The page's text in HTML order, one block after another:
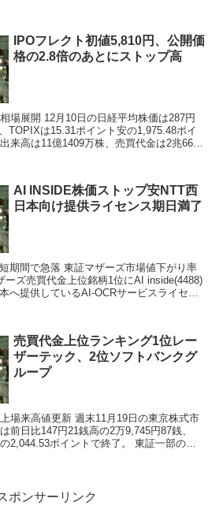
IPOフレクト初値5,810円、公開価
格の2.8倍のあとにストップ高
均株価は287円
TOPIXは15.31ポイント安の1,975.48ポイ
来高は11億1409万株、売買代金は2兆6680
AI INSIDE株価ストップ安NTT西
日本向け提供ライセンス期日満了
ザーズ市場値下がり率
ーズ売買代金上位銘柄1位にAI inside(4488)
へ提供しているAI-OCRサービスライセン
売買代金上位ランキング1位レー
ザーテック、2位ソフトバンクグ
ループ
末11月19日の東京株式市
前日比147円21銭高の2万9,745円87銭、
ポイントで終了。 東証一部の出
ポンサーリンク